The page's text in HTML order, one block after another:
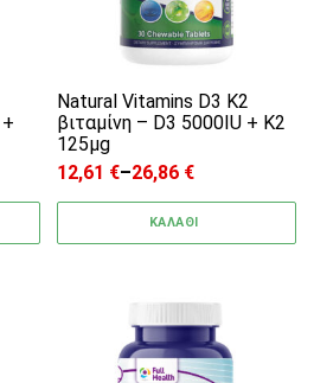
22,21 €
Natural Vitamins D3 K2
βιταμίνη – D3 5000IU + K2
125μg
12,61 €–26,86 €
Price range: 12,61 € through
ΚΑΛΑΘΙ